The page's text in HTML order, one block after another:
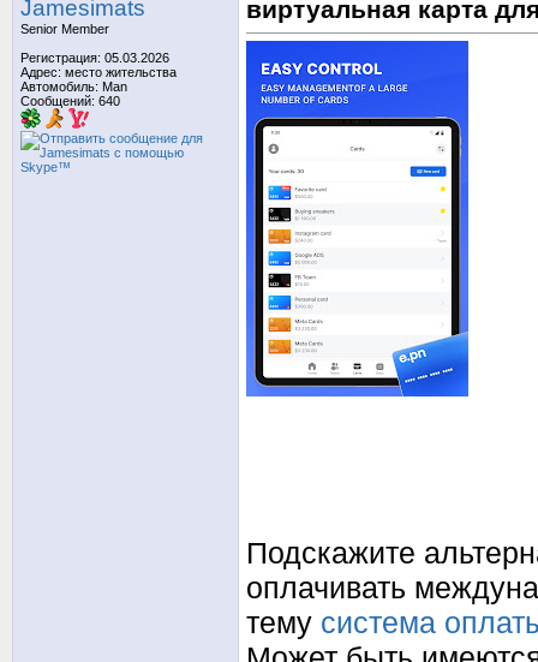
Jamesimats
Senior Member
Регистрация: 05.03.2026
Адрес: место жительства
Автомобиль: Man
Сообщений: 640
виртуальная карта
Подскажите
оплачивать
тему система